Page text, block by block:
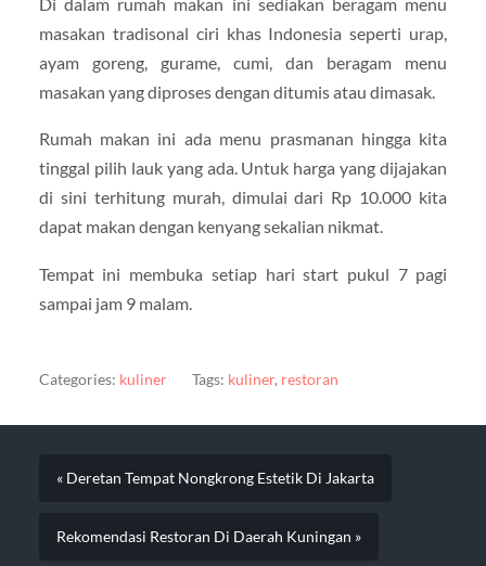
masakan tradisonal ciri khas Indonesia seperti urap,
ayam goreng, gurame, cumi, dan beragam menu
masakan yang diproses dengan ditumis atau dimasak.
Rumah makan ini ada menu prasmanan hingga kita
tinggal pilih lauk yang ada. Untuk harga yang dijajakan
di sini terhitung murah, dimulai dari Rp 10.000 kita
dapat makan dengan kenyang sekalian nikmat.
Tempat ini membuka setiap hari start pukul 7 pagi
sampai jam 9 malam.
Categories: kuliner Tags: kuliner, restoran
« Deretan Tempat Nongkrong Estetik Di Jakarta
Rekomendasi Restoran Di Daerah Kuningan »